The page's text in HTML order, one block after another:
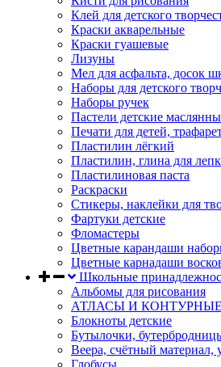
Клей для детского
Краски акварельные
Краски гуашевые
Лизуны
Мел для асфальта, досок
Наборы для детского
Наборы ручек
Пастели детские
Печати для детей,
Пластилин лёгкий
Пластилин, глина для
Пластилиновая паста
Раскраски
Стикеры, наклейки для
Фартуки детские
Фломастеры
Цветные карандаши
Цветные карнадаши
Школьные
Альбомы для рисования
АТЛАСЫ И
Блокноты детские
Бутылочки,
Веера, счётный материал,
Глобусы